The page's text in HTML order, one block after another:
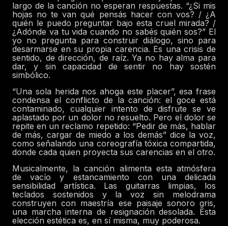
largo de la canción no esperan respuestas. “¿Si mis
hojas no te van qué pensás hacer con vos? / ¿A
quién le puedo preguntar bajo esta cruel mirada? /
¿Adónde va tu vida cuando no sabés quién sos?” El
yo no pregunta para construir diálogo, sino para
desarmarse en su propia carencia. Es una crisis de
sentido, de dirección, de raíz. Ya no hay alma para
dar, y sin capacidad de sentir no hay sostén
simbólico.
“Una sola herida nos ahoga este placer”, esa frase
condensa el conflicto de la canción: el goce está
contaminado, cualquier intento de disfrute se ve
aplastado por un dolor no resuelto. Pero el dolor se
repite en un reclamo repetido: “Pedir de más, hablar
de más, cargar de miedo a los demás” dice la voz,
como señalando una coreografía tóxica compartida,
donde cada quien proyecta sus carencias en el otro.
Musicalmente, la canción alimenta esta atmósfera
de vacío y estancamiento con una delicada
sensibilidad artística. Las guitarras limpias, los
teclados sostenidos y la voz sin melodrama
construyen con maestría ese paisaje sonoro gris,
una marcha interna de resignación desolada. Esta
elección estética es, en sí misma, muy poderosa.